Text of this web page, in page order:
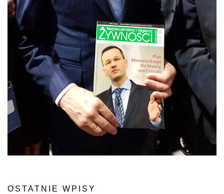
OSTATNIE WPISY